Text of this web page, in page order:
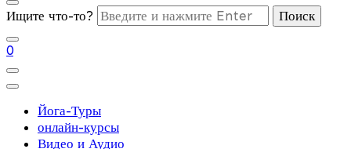
Ищите что-то?
0
Йога-Туры
онлайн-курсы
Видео и Аудио